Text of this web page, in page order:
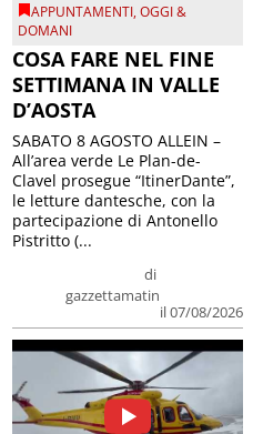
APPUNTAMENTI,OGGI &
DOMANI
COSA FARE NEL FINE
SETTIMANA IN VALLE
D’AOSTA
di
gazzettamatin
il 07/08/2026
SABATO 8 AGOSTO ALLEIN –
All’area verde Le Plan-de-
Clavel prosegue “ItinerDante”,
le letture dantesche, con la
partecipazione di Antonello
Pistritto (...